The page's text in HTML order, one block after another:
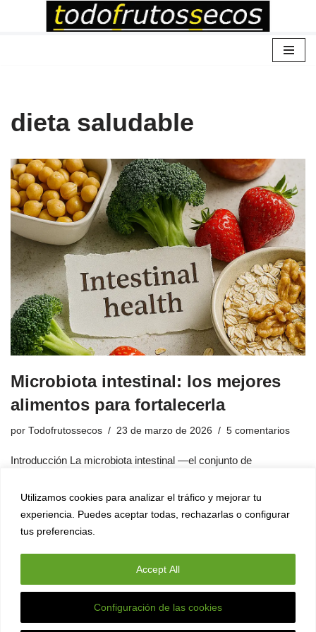
Utilizamos cookies para analizar el tráfico y mejorar tu
experiencia. Puedes aceptar todas, rechazarlas o configurar
tus preferencias.
Configuración de las cookies
Accept All
dieta saludable
Microbiota intestinal: los mejores
alimentos para fortalecerla
por Todofrutossecos 23 de marzo de 2026 5 comentarios
Introducción La microbiota intestinal —el conjunto de
digestión, la inmunidad, el metabolismo y hasta en el…
más »
Esta web usa cookies para mejorar tu experiencia.